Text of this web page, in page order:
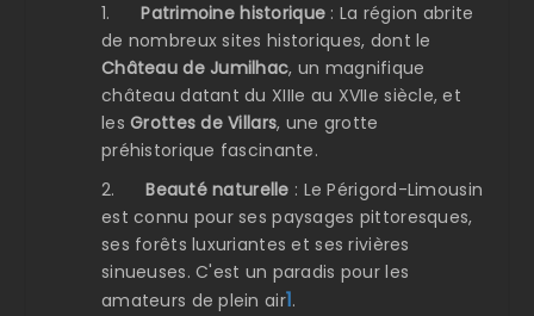
1.Patrimoine historique : La région abrite
de nombreux sites historiques, dont le
Château de Jumilhac, un magnifique
château datant du XIIIe au XVIIe siècle, et
lesGrottes de Villars, une grotte
préhistorique fascinante.
2.Beauté naturelle : Le Périgord-Limousin
est connu pour ses paysages pittoresques,
ses forêts luxuriantes et ses rivières
sinueuses. C'est un paradis pour les
amateurs de plein air1.